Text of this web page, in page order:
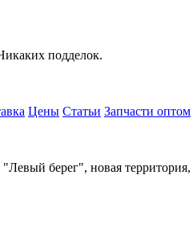
подделок.
Цены Статьи Запчасти оптом
берег", новая территория,